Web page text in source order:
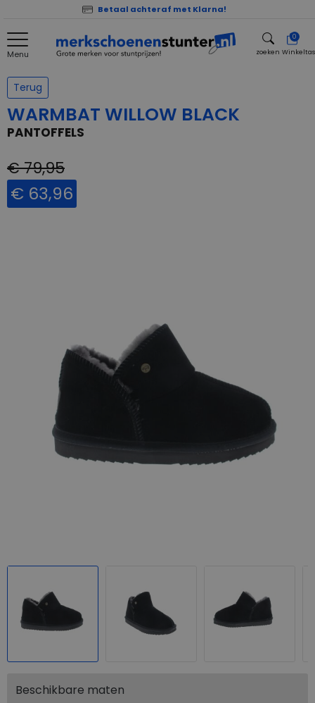
Betaal achteraf met Klarna!
Menu zoeken
0
Winkeltas
Terug
WARMBAT WILLOW BLACK
PANTOFFELS
€ 79,95
€ 63,96
Beschikbare maten